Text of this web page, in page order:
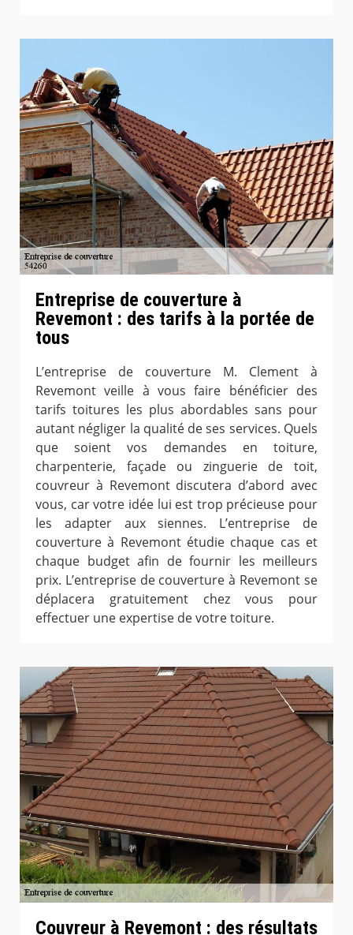
Entreprise de couverture à
Revemont : des tarifs à la portée de
tous
L’entreprise de couverture M. Clement à
Revemont veille à vous faire bénéficier des
tarifs toitures les plus abordables sans pour
autant négliger la qualité de ses services. Quels
que soient vos demandes en toiture,
charpenterie, façade ou zinguerie de toit,
couvreur à Revemont discutera d’abord avec
vous, car votre idée lui est trop précieuse pour
les adapter aux siennes. L’entreprise de
couverture à Revemont étudie chaque cas et
chaque budget afin de fournir les meilleurs
prix. L’entreprise de couverture à Revemont se
déplacera gratuitement chez vous pour
effectuer une expertise de votre toiture.
Couvreur à Revemont : des résultats